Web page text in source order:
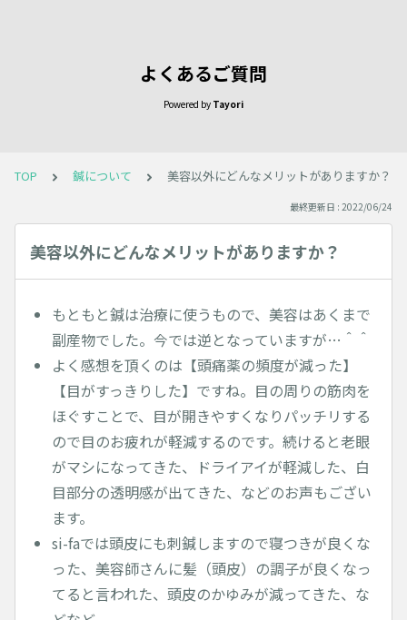
よくあるご質問
Powered by Tayori
TOP 鍼について 美容以外にどんなメリットがありますか？
最終更新日 : 2022/06/24
美容以外にどんなメリットがありますか？
もともと鍼は治療に使うもので、美容はあくまで
副産物でした。今では逆となっていますが…＾＾
よく感想を頂くのは【頭痛薬の頻度が減った】
【目がすっきりした】ですね。目の周りの筋肉を
ほぐすことで、目が開きやすくなりパッチリする
ので目のお疲れが軽減するのです。続けると老眼
がマシになってきた、ドライアイが軽減した、白
目部分の透明感が出てきた、などのお声もござい
ます。
si-faでは頭皮にも刺鍼しますので寝つきが良くな
った、美容師さんに髪（頭皮）の調子が良くなっ
てると言われた、頭皮のかゆみが減ってきた、な